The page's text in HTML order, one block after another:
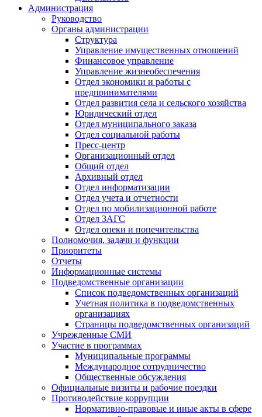
Администрация
Руководство
Органы администрации
Структура
Управление имущественных отношений
Финансовое управление
Управление жизнеобеспечения
Отдел экономики и работы с
предпринимателями
Отдел развития села и сельского хозяйства
Юридический отдел
Отдел муниципального заказа
Отдел социальной работы
Пресс-центр
Организационный отдел
Общий отдел
Архивный отдел
Отдел информатизации
Отдел учета и отчетности
Отдел по мобилизационной работе
Отдел ЗАГС
Отдел опеки и попечительства
Полномочия, задачи и функции
Приоритеты
Отчеты
Информационные системы
Подведомственные организации
Список подведомственных организаций
Учетная политика в подведомственных
организациях
Страницы подведомственных организаций
Учрежденные СМИ
Участие в программах
Муниципальные программы
Международное сотрудничество
Общественные обсуждения
Официальные визиты и рабочие поездки
Противодействие коррупции
Нормативно-правовые и иные акты в сфере